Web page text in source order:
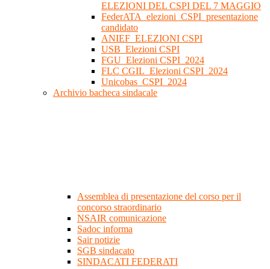
ELEZIONI DEL CSPI DEL 7 MAGGIO
FederATA_elezioni_CSPI_presentazione
candidato
ANIEF_ELEZIONI CSPI
USB_Elezioni CSPI
FGU_Elezioni CSPI_2024
FLC CGIL_Elezioni CSPI_2024
Unicobas_CSPI_2024
Archivio bacheca sindacale
Assemblea di presentazione del corso per il
concorso straordinario
NSAIR comunicazione
Sadoc informa
Sair notizie
SGB sindacato
SINDACATI FEDERATI